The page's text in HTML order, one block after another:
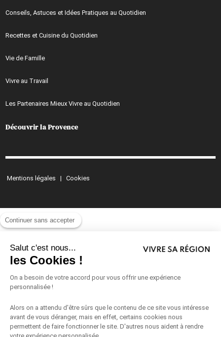
Continuer sans accepter
Salut c'est nous...
les Cookies !
On a besoin de votre accord pour vous offrir une expérience
personnalisée !
Alors on a attendu d'être sûrs que le contenu de ce site vous intéresse
avant de vous déranger, mais en effet, certains cookies nous
permettent de faire fonctionner le site. D'autres nous aident à rendre
Conseils, Astuces et Idées Pratiques au Quotidien
Recettes et Cuisine du Quotidien
Vie de Famille
Vivre au Travail
Les Partenaires Mieux Vivre au Quotidien
Découvrir la Provence
Mentions légales|Cookies